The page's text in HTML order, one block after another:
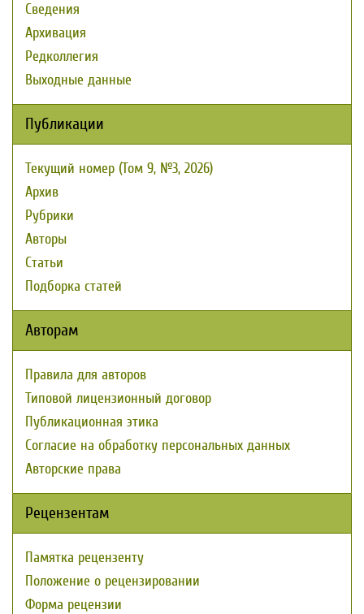
Сведения
Архивация
Редколлегия
Выходные данные
Публикации
Текущий номер (Том 9, №3, 2026)
Архив
Рубрики
Авторы
Статьи
Подборка статей
Авторам
Правила для авторов
Типовой лицензионный договор
Публикационная этика
Согласие на обработку персональных данных
Авторские права
Рецензентам
Памятка рецензенту
Положение о рецензировании
Форма рецензии